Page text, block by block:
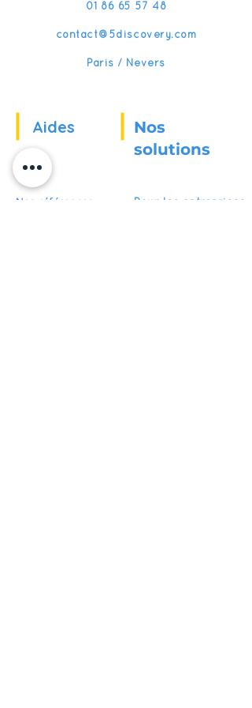
01 86 65 57 48
contact@5discovery.com
Paris / Nevers
Aides
Nos
solutions
Nos références Pour les entreprises